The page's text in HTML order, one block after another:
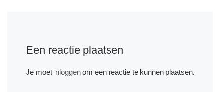
Een reactie plaatsen
Je moet inloggenom een reactie te kunnen plaatsen.